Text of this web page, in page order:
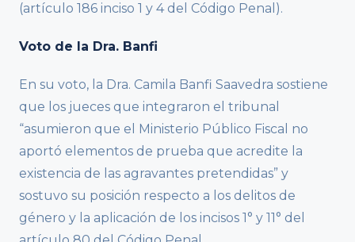
(artículo 186 inciso 1 y 4 del Código Penal).
Voto de la Dra. Banfi
En su voto, la Dra. Camila Banfi Saavedra sostiene
que los jueces que integraron el tribunal
“asumieron que el Ministerio Público Fiscal no
aportó elementos de prueba que acredite la
existencia de las agravantes pretendidas” y
sostuvo su posición respecto a los delitos de
género y la aplicación de los incisos 1° y 11° del